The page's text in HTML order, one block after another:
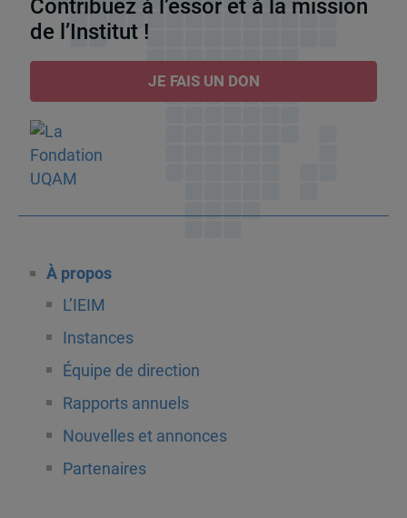
Contribuez à l’essor et à la mission
de l’Institut !
JE FAIS UN DON
À propos
L’IEIM
Instances
Équipe de direction
Rapports annuels
Nouvelles et annonces
Partenaires